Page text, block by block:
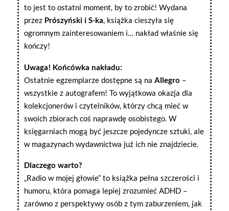
to jest to ostatni moment, by to zrobić! Wydana
przez Prószyński i S-ka, książka cieszyła się
ogromnym zainteresowaniem i… nakład właśnie się
kończy!
Uwaga! Końcówka nakładu:
Ostatnie egzemplarze dostępne są na Allegro –
wszystkie z autografem! To wyjątkowa okazja dla
kolekcjonerów i czytelników, którzy chcą mieć w
swoich zbiorach coś naprawdę osobistego. W
księgarniach mogą być jeszcze pojedyncze sztuki, ale
w magazynach wydawnictwa już ich nie znajdziecie.
Dlaczego warto?
„Radio w mojej głowie” to książka pełna szczerości i
humoru, która pomaga lepiej zrozumieć ADHD –
zarówno z perspektywy osób z tym zaburzeniem, jak